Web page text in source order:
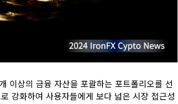
이상의 금융 자산을 포괄하는 포트폴리오를 선
강화하여 사용자들에게 보다 넓은 시장 접근성